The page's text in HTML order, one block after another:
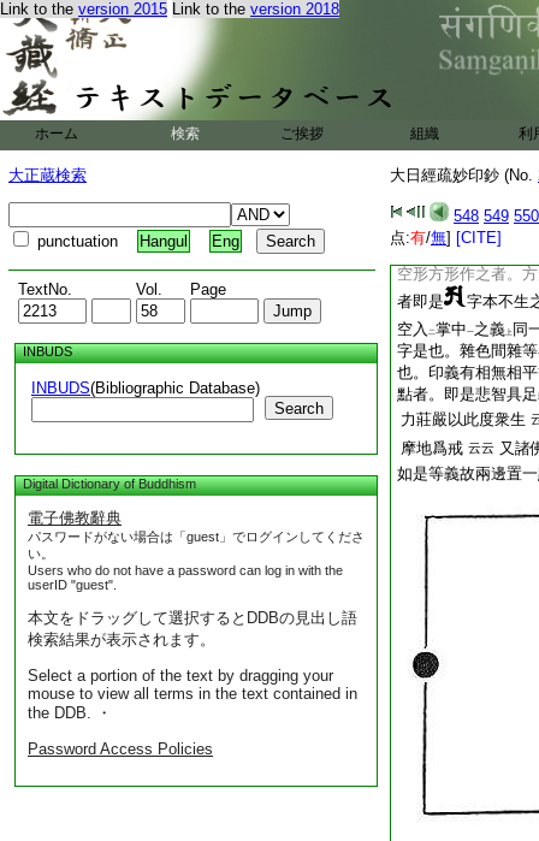
Link to the version 2015 Link to the version 2018
ホーム 検索 ご挨拶 組織 利
大正蔵検索
punctuation Hangul Eng
TextNo. Vol. Page
INBUDS
INBUDS(Bibliographic Database)
Search
Digital Dictionary of Buddhism
電子佛教辭典
パスワードがない場合は「guest」でログインしてくださ
い。
Users who do not have a password can log in with the
userID "guest".
本文をドラッグして選択するとDDBの見出し語
検索結果が表示されます。
Select a portion of the text by dragging your
mouse to view all terms in the text contained in
the DDB. ・
Password Access Policies
大日經疏妙印鈔 (No.
548 549 550
点:有/無] [CITE]
二水者大悲也。二
二水二風之上者。以
願。令無垢清淨之
風而不捨大悲大願
水二風之上也。如
平等不二故。此印
二從曼下。明曼荼
空無定形色。然常
空形方形作之者。
者即是
字本不生
空入 二掌中一之義 上 同
字是也。雜色間雜
也。印義有相無相
點者。即是悲智具
力莊嚴以此度衆生
摩地爲戒 云云 又諸
如是等義故兩邊置